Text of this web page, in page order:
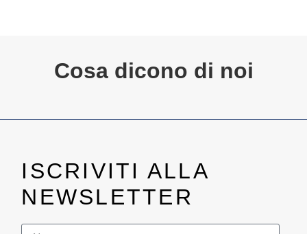
Cosa dicono di noi
ISCRIVITI ALLA
NEWSLETTER